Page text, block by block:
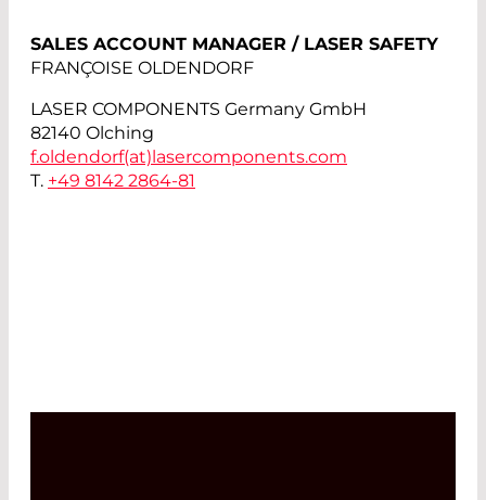
SALES ACCOUNT MANAGER / LASER SAFETY
FRANÇOISE OLDENDORF
LASER COMPONENTS Germany GmbH
82140 Olching
f.oldendorf(at)lasercomponents.com
T. +49 8142 2864-81